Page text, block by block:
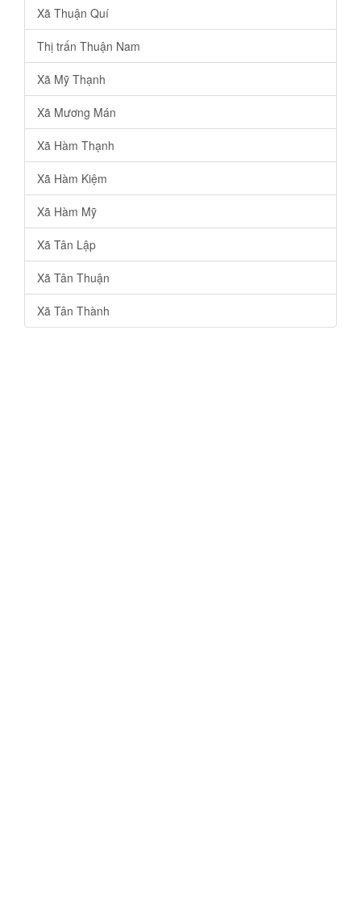
Xã Thuận Quí
Thị trấn Thuận Nam
Xã Mỹ Thạnh
Xã Mương Mán
Xã Hàm Thạnh
Xã Hàm Kiệm
Xã Hàm Mỹ
Xã Tân Lập
Xã Tân Thuận
Xã Tân Thành